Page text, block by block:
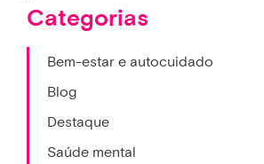
Categorias
Bem-estar e autocuidado
Blog
Destaque
Saúde mental